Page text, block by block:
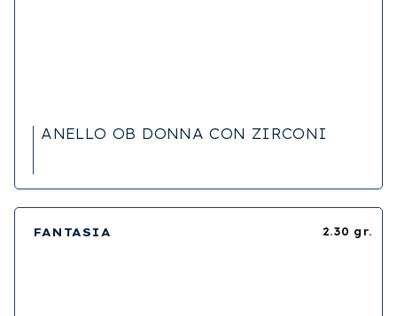
ANELLO OB DONNA CON ZIRCONI
2.30 gr.
FANTASIA